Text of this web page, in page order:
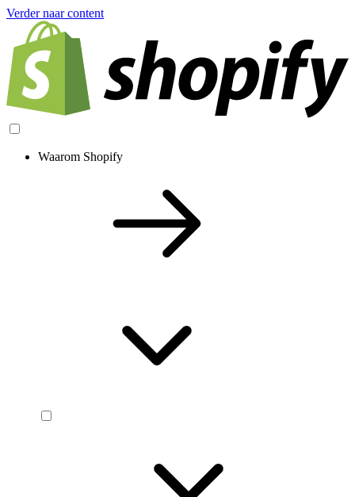
Verder naar content
Waarom Shopify